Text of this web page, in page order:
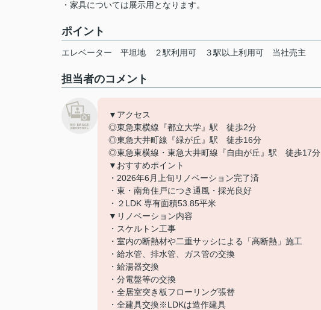
・家具については展示用となります。
ポイント
エレベーター 平坦地 ２駅利用可 ３駅以上利用可 当社売主
担当者のコメント
▼アクセス
◎東急東横線『都立大学』駅 徒歩2分
◎東急大井町線『緑が丘』駅 徒歩16分
◎東急東横線・東急大井町線『自由が丘』駅 徒歩17分
▼おすすめポイント
・2026年6月上旬リノベーション完了済
・東・南角住戸につき通風・採光良好
・２LDK 専有面積53.85平米
▼リノベーション内容
・スケルトン工事
・室内の断熱材や二重サッシによる「高断熱」施工
・給水管、排水管、ガス管の交換
・給湯器交換
・分電盤等の交換
・全居室突き板フローリング張替
・全建具交換※LDKは造作建具